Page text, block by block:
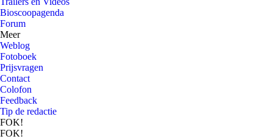
Bioscoopagenda
Forum
Meer
Weblog
Fotoboek
Prijsvragen
Contact
Colofon
Feedback
Tip de redactie
FOK!
FOK!